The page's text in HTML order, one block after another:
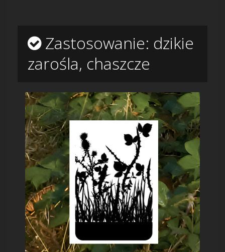
Zastosowanie: dzikie
zarośla, chaszcze